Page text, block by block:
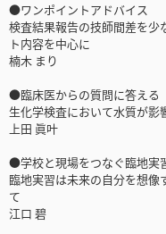
●ワンポイントアドバイス
検査結果報告の技師間差を
ト内容を中心に
楠木 まり
●臨床医からの質問に答える
生化学検査において水質が影
上田 眞叶
●学校と現場をつなぐ臨地
臨地実習は未来の自分を想
て
江口 碧